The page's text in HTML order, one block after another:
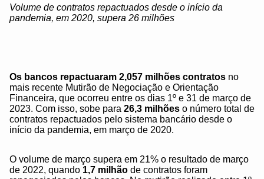
Volume de contratos repactuados desde o início da
pandemia, em 2020, supera 26 milhões
Os bancos repactuaram 2,057 milhões contratos no
mais recente Mutirão de Negociação e Orientação
Financeira, que ocorreu entre os dias 1º e 31 de março de
2023. Com isso, sobe para 26,3 milhões o número total de
contratos repactuados pelo sistema bancário desde o
início da pandemia, em março de 2020.
O volume de março supera em 21% o resultado de março
de 2022, quando 1,7 milhão de contratos foram